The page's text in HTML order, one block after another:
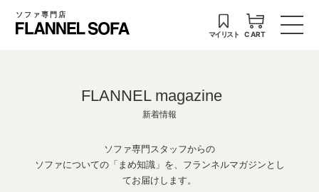
ソファ専門店
マイリスト CART
FLANNEL magazine
新着情報
ソファ専門スタッフからの
ソファについての「まめ知識」を、フランネルマガジンとし
てお届けします。